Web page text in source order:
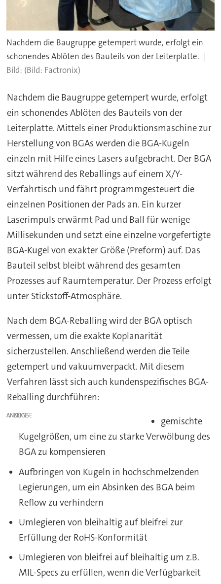
Nachdem die Baugruppe getempert wurde, erfolgt ein
schonendes Ablöten des Bauteils von der Leiterplatte.
(Bild: Factronix)
Nachdem die Baugruppe getempert wurde, erfolgt
ein schonendes Ablöten des Bauteils von der
Leiterplatte. Mittels einer Produktionsmaschine zur
Herstellung von BGAs werden die BGA-Kugeln
einzeln mit Hilfe eines Lasers aufgebracht. Der BGA
sitzt während des Reballings auf einem X/Y-
Verfahrtisch und fährt programmgesteuert die
einzelnen Positionen der Pads an. Ein kurzer
Laserimpuls erwärmt Pad und Ball für wenige
Millisekunden und setzt eine einzelne vorgefertigte
BGA-Kugel von exakter Größe (Preform) auf. Das
Bauteil selbst bleibt während des gesamten
Prozesses auf Raumtemperatur. Der Prozess erfolgt
unter Stickstoff-Atmosphäre.
Nach dem BGA-Reballing wird der BGA optisch
vermessen, um die exakte Koplanarität
sicherzustellen. Anschließend werden die Teile
getempert und vakuumverpackt. Mit diesem
Verfahren lässt sich auch kundenspezifisches BGA-
Reballing durchführen:
ANZEIGE
gemischte
Kugelgrößen, um eine zu starke Verwölbung des
BGA zu kompensieren
Aufbringen von Kugeln in hochschmelzenden
Legierungen, um ein Absinken des BGA beim
Reflow zu verhindern
Umlegieren von bleihaltig auf bleifrei zur
Erfüllung der RoHS-Konformität
Umlegieren von bleifrei auf bleihaltig um z.B.
MIL-Specs zu erfüllen, wenn die Verfügbarkeit